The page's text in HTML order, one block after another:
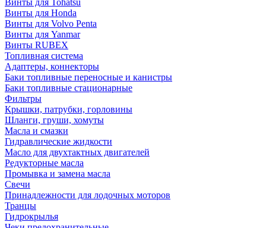
Винты для Tohatsu
Винты для Honda
Винты для Volvo Penta
Винты для Yanmar
Винты RUBEX
Топливная система
Адаптеры, коннекторы
Баки топливные переносные и канистры
Баки топливные стационарные
Фильтры
Крышки, патрубки, горловины
Шланги, груши, хомуты
Масла и смазки
Гидравлические жидкости
Масло для двухтактных двигателей
Редукторные масла
Промывка и замена масла
Свечи
Принадлежности для лодочных моторов
Транцы
Гидрокрылья